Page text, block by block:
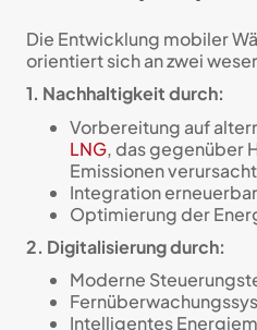
Die Entwicklung mobiler
orientiert sich an zwei
1. Nachhaltigkeit durch:
Vorbereitung auf
LNG, das gegenüber
Emissionen verursacht
Integration
Optimierung der
2. Digitalisierung durch:
Moderne
Intelligentes